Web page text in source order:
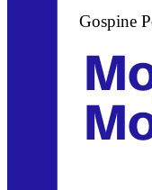
Gospine